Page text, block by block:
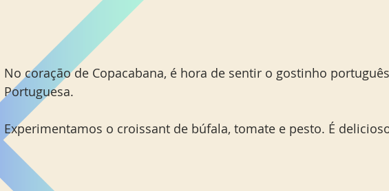
No coração de Copacabana, é hora de sentir o gostinho
Portuguesa.
Experimentamos o croissant de búfala, tomate e pesto. É